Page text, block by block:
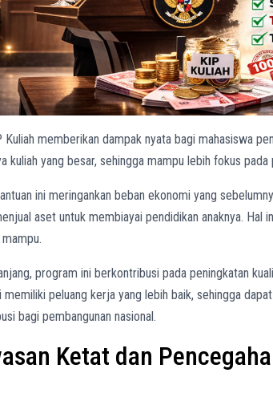
Kuliah memberikan dampak nyata bagi mahasiswa
kuliah yang besar, sehingga mampu lebih fokus
ini meringankan beban ekonomi yang
aset untuk membiayai pendidikan anaknya. Hal
program ini berkontribusi pada peningkatan
peluang kerja yang lebih baik, sehingga
bagi pembangunan nasional.
Ketat dan